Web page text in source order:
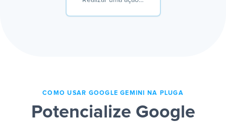
COMO USAR GOOGLE GEMINI NA PLUGA
Potencialize Google